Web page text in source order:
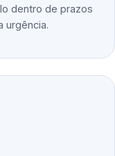
dentro de prazos
urgência.